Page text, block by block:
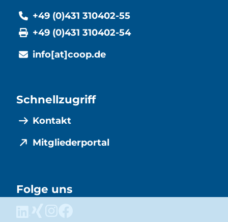
+49 (0)431 310402-55
+49 (0)431 310402-54
info[at]coop.de
Schnellzugriff
Kontakt
Mitgliederportal
Folge uns